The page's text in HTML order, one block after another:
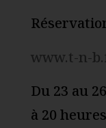
www.t-n-
Du 23 au
à 20 heures